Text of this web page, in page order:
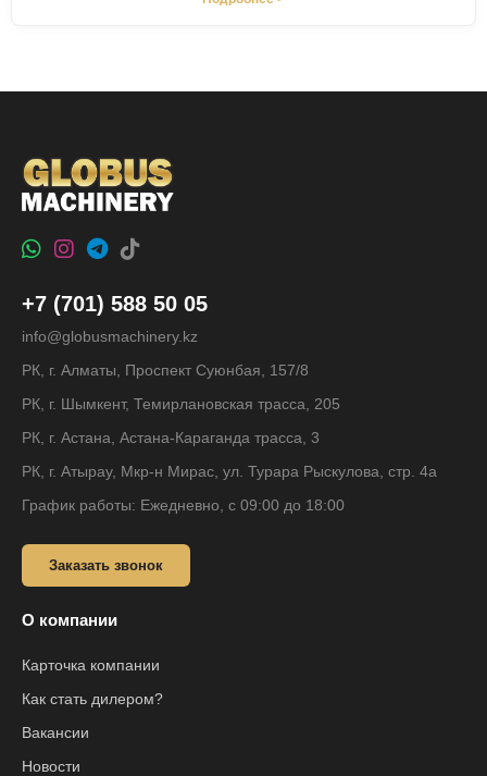
+7 (701) 588 50 05
info@globusmachinery.kz
РК, г. Алматы, Проспект Суюнбая, 157/8
РК, г. Шымкент, Темирлановская трасса, 205
РК, г. Астана, Астана-Караганда трасса, 3
РК, г. Атырау, Мкр-н Мирас, ул. Турара Рыскулова, стр. 4а
График работы: Ежедневно, с 09:00 до 18:00
Заказать звонок
О компании
Карточка компании
Как стать дилером?
Вакансии
Новости